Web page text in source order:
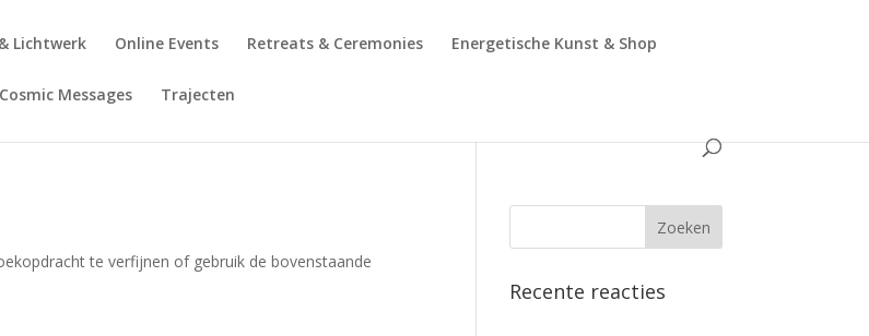
Lichtwerk Online Events Retreats & Ceremonies Energetische Kunst & Shop
Messages Trajecten
te verfijnen of gebruik de bovenstaande
Recente reacties